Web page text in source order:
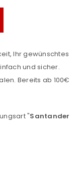
Ihr gewünschtes
und sicher.
Bereits ab 100€
"Santander